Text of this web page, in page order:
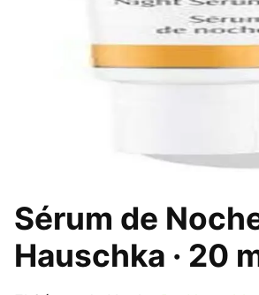
Sérum de
Hauschka · 20